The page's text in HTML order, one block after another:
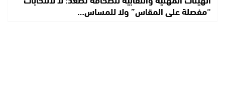
“مفصلة على المقاس” ولا للمساس…